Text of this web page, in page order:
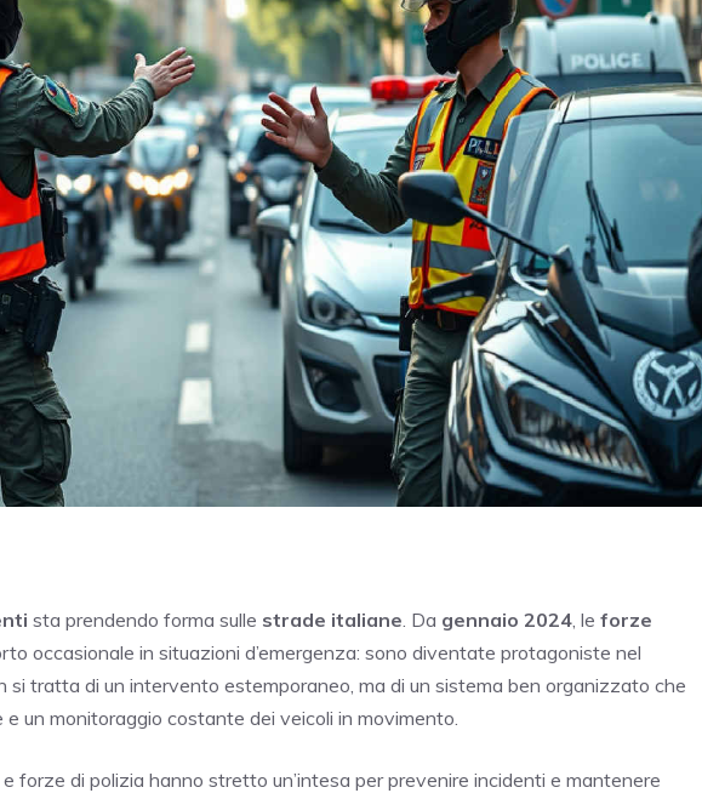
sta prendendo forma sulle strade italiane . Da gennaio 2024 , le forze
occasionale in situazioni d’emergenza: sono diventate protagoniste nel
si tratta di un intervento estemporaneo, ma di un sistema ben organizzato che
un monitoraggio costante dei veicoli in movimento.
e forze di polizia hanno stretto un’intesa per prevenire incidenti e mantenere